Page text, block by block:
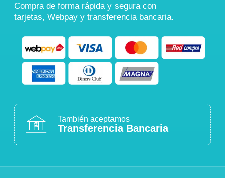
Compra de forma rápida y segura con
tarjetas, Webpay y transferencia bancaria.
También aceptamos
Transferencia Bancaria